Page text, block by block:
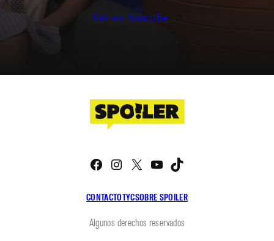
Ver en Youtube
CONTACTOTYCSOBRE SPOILER
Facebook
Instagram
X YouTube
Algunos derechos reservados